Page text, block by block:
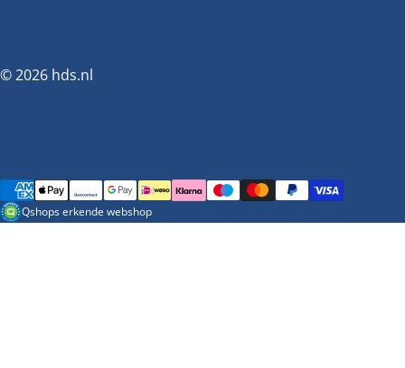
© 2026 hds.nl
Betaalmethoden
Qshops erkende webshop